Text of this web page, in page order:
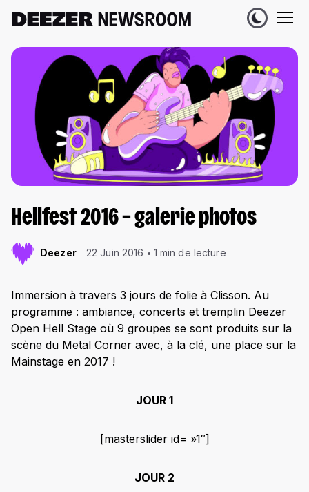
Hellfest 2016 – galerie photos
Deezer 22 Juin 2016 1 min de lecture
Immersion à travers 3 jours de folie à Clisson. Au
programme : ambiance, concerts et tremplin Deezer
Open Hell Stage où 9 groupes se sont produits sur la
scène du Metal Corner avec, à la clé, une place sur la
Mainstage en 2017 !
JOUR 1
[masterslider id= »1″]
JOUR 2